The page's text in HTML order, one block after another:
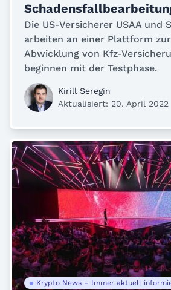
Die US-Versicherer USAA und
arbeiten an einer Plattform
Abwicklung von Kfz-
beginnen mit der Testphase.
Kirill Seregin
Aktualisiert: 20. April 2022
Krypto News – Immer aktuell